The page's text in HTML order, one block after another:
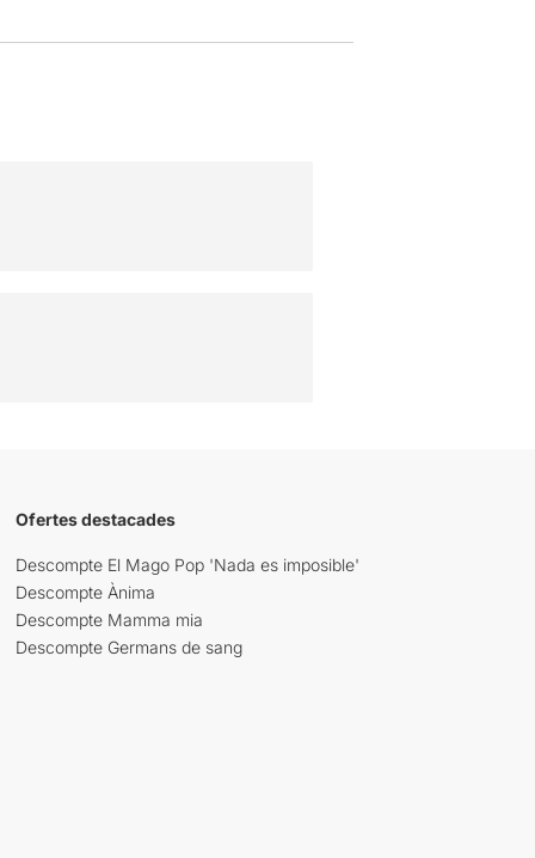
Ofertes destacades
Descompte El Mago Pop 'Nada es imposible'
Descompte Ànima
Descompte Mamma mia
Descompte Germans de sang